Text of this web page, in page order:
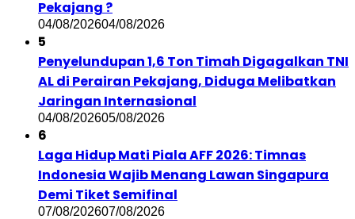
Pekajang ?
04/08/202604/08/2026
5
Penyelundupan 1,6 Ton Timah Digagalkan TNI
AL di Perairan Pekajang, Diduga Melibatkan
Jaringan Internasional
04/08/202605/08/2026
6
Laga Hidup Mati Piala AFF 2026: Timnas
Indonesia Wajib Menang Lawan Singapura
Demi Tiket Semifinal
07/08/202607/08/2026